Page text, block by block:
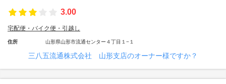
3.00
宅配便・バイク便・引越し
住所 山形県山形市流通センター４丁目１−１
三八五流通株式会社 山形支店のオーナー様ですか？